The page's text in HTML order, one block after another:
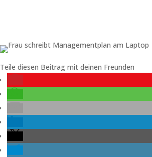
Teile diesen Beitrag mit deinen Freunden